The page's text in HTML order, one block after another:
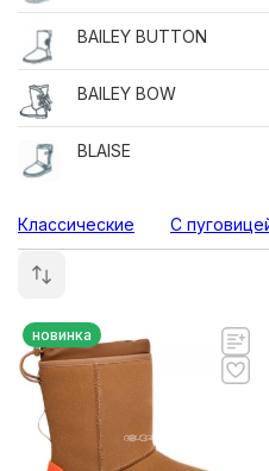
BAILEY BUTTON
BAILEY BOW
BLAISE
Классические С
новинка